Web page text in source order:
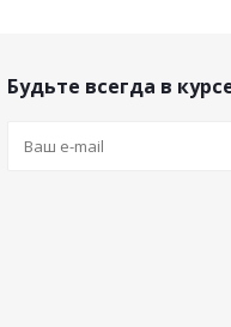
Будьте всегда в